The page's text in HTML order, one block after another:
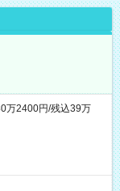
万2400円/残込39万